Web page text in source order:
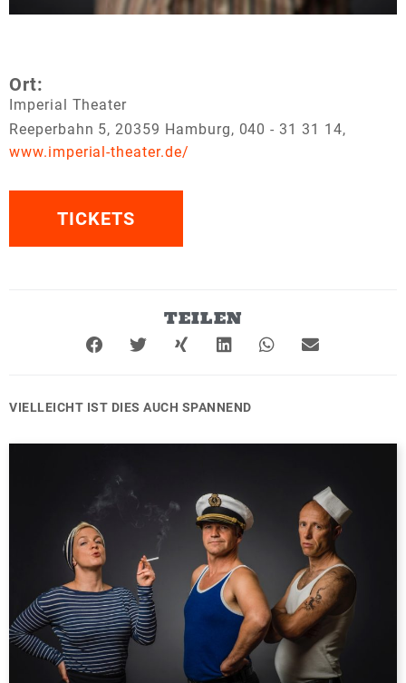
Ort:
Imperial Theater
Reeperbahn 5, 20359 Hamburg, 040 - 31 31 14,
www.imperial-theater.de/
TICKETS
TEILEN
VIELLEICHT IST DIES AUCH SPANNEND